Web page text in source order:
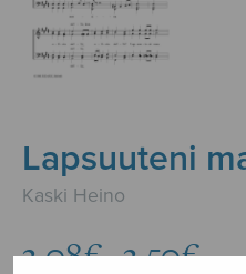
Lapsuuteni
Kaski Heino
3,08€ – 3,50€